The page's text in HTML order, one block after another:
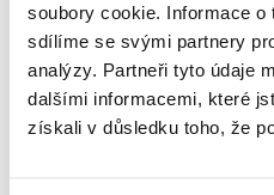
soubory cookie. Informace
sdílíme se svými partnery
analýzy. Partneři tyto údaje
dalšími informacemi, které
získali v důsledku toho, že
Přesídlení firmy
nepodstatných záležitostí,
opomenout. Opravte vaši
Administrativní změny